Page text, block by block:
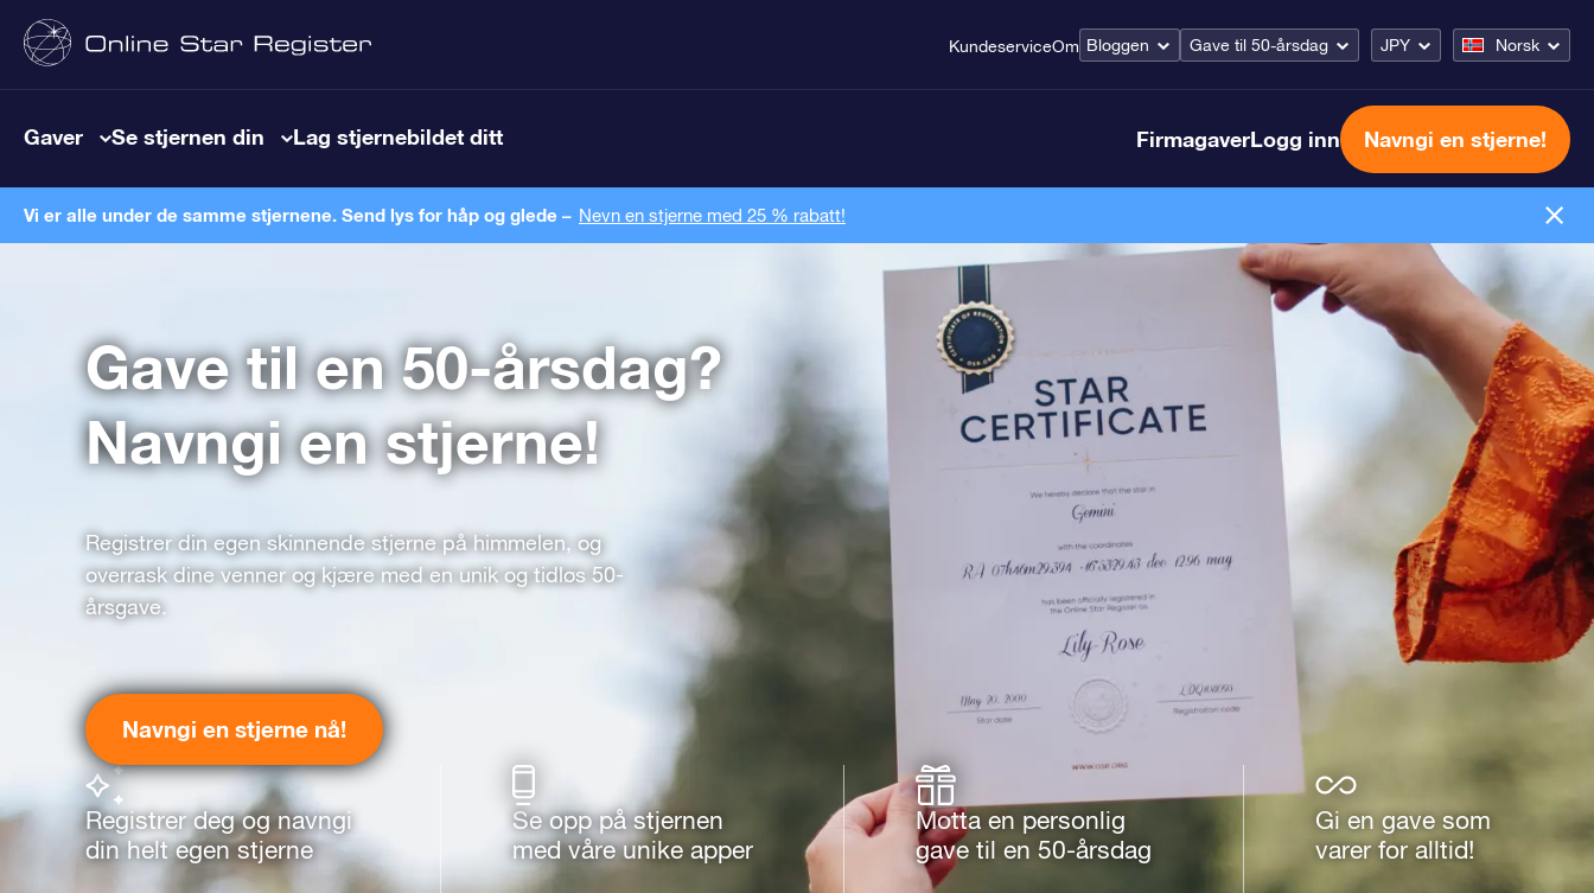
KundeserviceOm Bloggen Gave til 50-årsdag JPY Norsk
Gaver Se stjernen din Lag stjernebildet ditt FirmagaverLogg inn Navngi en stjerne!
Vi er alle under de samme stjernene. Send lys for håp og glede – Nevn en stjerne med 25 % rabatt!
Gave til en 50-årsdag?
Navngi en stjerne!
Registrer din egen skinnende stjerne på himmelen, og
overrask dine venner og kjære med en unik og tidløs 50-
årsgave.
Navngi en stjerne nå!
Registrer deg og navngi
din helt egen stjerne
Se opp på stjernen
med våre unike apper
Motta en personlig
gave til en 50-årsdag
Gi en gave som
varer for alltid!